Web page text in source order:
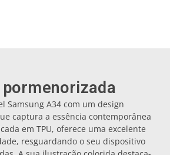
de copos
Samsung A34 com um design
captura a essência contemporânea
em TPU, oferece uma excelente
resguardando o seu dispositivo